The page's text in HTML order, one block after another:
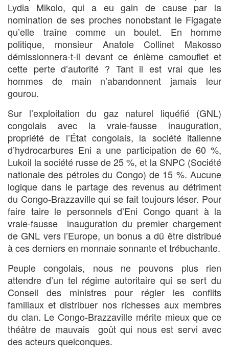
Lydia Mikolo, qui a eu gain de cause par la
nomination de ses proches nonobstant le Figagate
qu’elle traîne comme un boulet. En homme
politique, monsieur Anatole Collinet Makosso
démissionnera-t-il devant ce énième camouflet et
cette perte d’autorité ? Tant il est vrai que les
hommes de main n’abandonnent jamais leur
gourou.
Sur l’exploitation du gaz naturel liquéfié (GNL)
congolais avec la vraie-fausse inauguration,
propriété de l’État congolais, la société italienne
d’hydrocarbures Eni a une participation de 60 %,
Lukoil la société russe de 25 %, et la SNPC (Société
nationale des pétroles du Congo) de 15 %. Aucune
logique dans le partage des revenus au détriment
du Congo-Brazzaville qui se fait toujours léser. Pour
faire taire le personnels d’Eni Congo quant à la
vraie-fausse inauguration du premier chargement
de GNL vers l’Europe, un bonus a dû être distribué
à ces derniers en monnaie sonnante et trébuchante.
Peuple congolais, nous ne pouvons plus rien
attendre d’un tel régime autoritaire qui se sert du
Conseil des ministres pour régler les conflits
familiaux et distribuer nos richesses aux membres
du clan. Le Congo-Brazzaville mérite mieux que ce
théâtre de mauvais goût qui nous est servi avec
des acteurs quelconques.